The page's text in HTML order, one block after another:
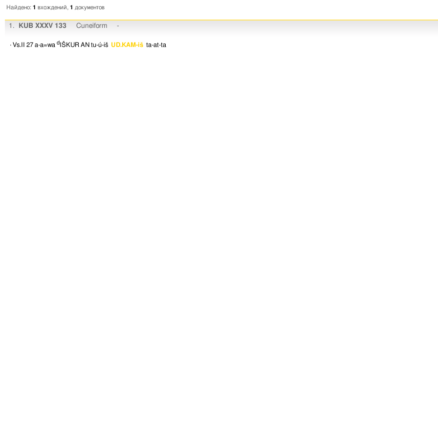
Найдено: 1 вхождений, 1 документов
1. KUB XXXV 133 Cuneiform -
· Vs.II 27 a-a=wa d IŠKUR AN tu-ú-iš UD.KAM-iš ta-at-ta